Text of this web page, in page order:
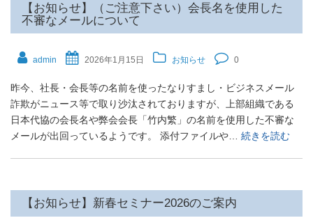
【お知らせ】（ご注意下さい）会長名を使用した
不審なメールについて
admin 2026年1月15日 お知らせ 0
昨今、社長・会長等の名前を使ったなりすまし・ビジネスメール
詐欺がニュース等で取り沙汰されておりますが、上部組織である
日本代協の会長名や弊会会長「竹内繁」の名前を使用した不審な
メールが出回っているようです。 添付ファイルや… 続きを読む
【お知らせ】新春セミナー2026のご案内